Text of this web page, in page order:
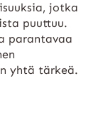
jotka
puuttuu.
parantavaa
yhtä tärkeä.